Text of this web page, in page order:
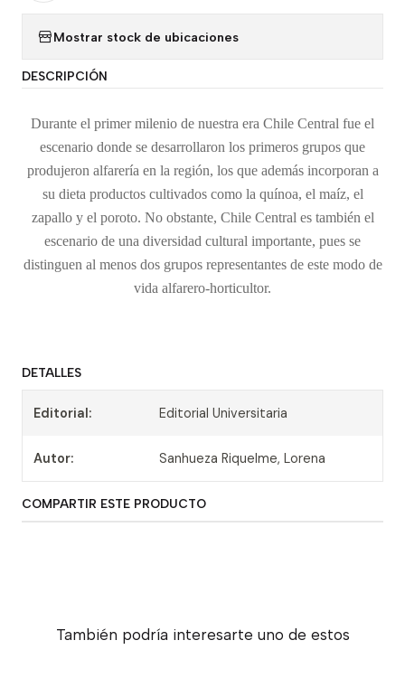
Mostrar stock de ubicaciones
DESCRIPCIÓN
Durante el primer milenio de nuestra era Chile Central fue el
escenario donde se desarrollaron los primeros grupos que
produjeron alfarería en la región, los que además incorporan a
su dieta productos cultivados como la quínoa, el maíz, el
zapallo y el poroto. No obstante, Chile Central es también el
escenario de una diversidad cultural importante, pues se
distinguen al menos dos grupos representantes de este modo de
vida alfarero-horticultor.
DETALLES
Editorial: Editorial Universitaria
Autor: Sanhueza Riquelme, Lorena
COMPARTIR ESTE PRODUCTO
También podría interesarte uno de estos